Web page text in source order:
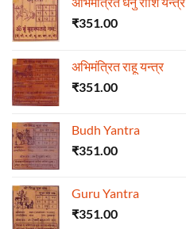
₹351.00
अभिमंत्रित राहू यन्त्र
₹351.00
Budh Yantra
₹351.00
Guru Yantra
₹351.00